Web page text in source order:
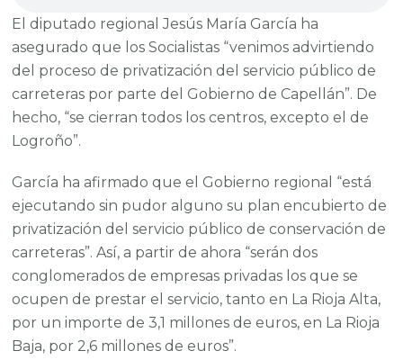
El diputado regional Jesús María García ha
asegurado que los Socialistas “venimos advirtiendo
del proceso de privatización del servicio público de
carreteras por parte del Gobierno de Capellán”. De
hecho, “se cierran todos los centros, excepto el de
Logroño”.
García ha afirmado que el Gobierno regional “está
ejecutando sin pudor alguno su plan encubierto de
privatización del servicio público de conservación de
carreteras”. Así, a partir de ahora “serán dos
conglomerados de empresas privadas los que se
ocupen de prestar el servicio, tanto en La Rioja Alta,
por un importe de 3,1 millones de euros, en La Rioja
Baja, por 2,6 millones de euros”.